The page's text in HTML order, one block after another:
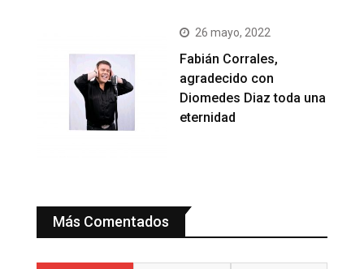
26 mayo, 2022
Fabián Corrales,
agradecido con
Diomedes Diaz toda una
eternidad
Más Comentados